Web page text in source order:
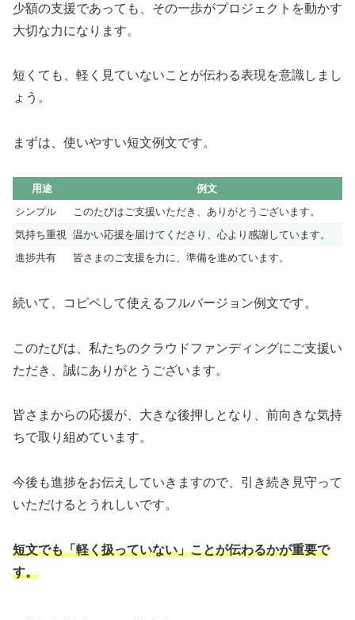
少額の支援であっても、その一歩がプロジェクトを動かす
大切な力になります。
短くても、軽く見ていないことが伝わる表現を意識しまし
ょう。
まずは、使いやすい短文例文です。
用途
例文
シンプル
このたびはご支援いただき、ありがとうございます。
気持ち重視 温かい応援を届けてくださり、心より感謝しています。
進捗共有
皆さまのご支援を力に、準備を進めています。
続いて、コピペして使えるフルバージョン例文です。
このたびは、私たちのクラウドファンディングにご支援い
ただき、誠にありがとうございます。
皆さまからの応援が、大きな後押しとなり、前向きな気持
ちで取り組めています。
今後も進捗をお伝えしていきますので、引き続き見守って
いただけるとうれしいです。
短文でも「軽く扱っていない」ことが伝わるかが重要で
す。